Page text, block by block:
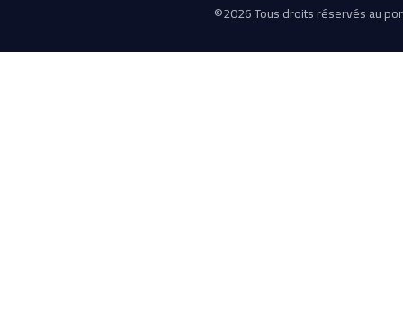
©2026 Tous droits réservés au